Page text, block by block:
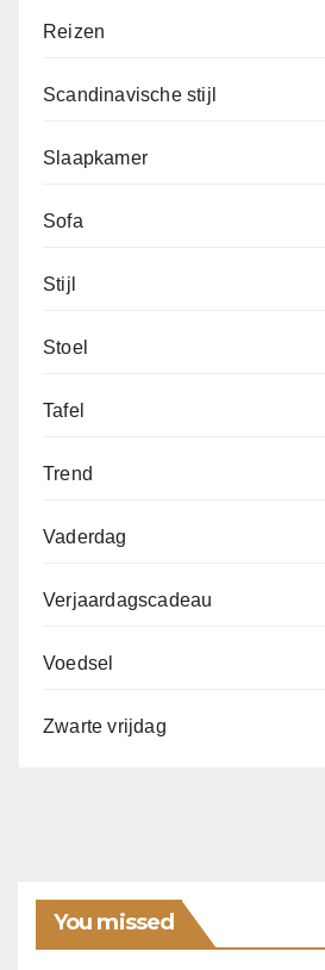
Reizen
Scandinavische stijl
Slaapkamer
Sofa
Stijl
Stoel
Tafel
Trend
Vaderdag
Verjaardagscadeau
Voedsel
Zwarte vrijdag
You missed